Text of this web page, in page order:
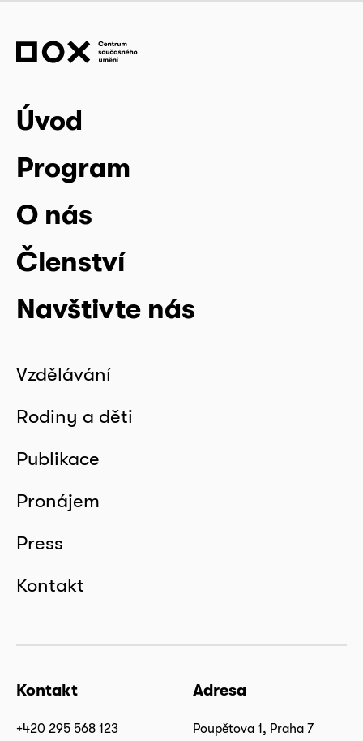
Úvod
Program
O nás
Členství
Navštivte nás
Vzdělávání
Rodiny a děti
Publikace
Pronájem
Press
Kontakt
Kontakt
+420 295 568 123
Adresa
Poupětova 1, Praha 7